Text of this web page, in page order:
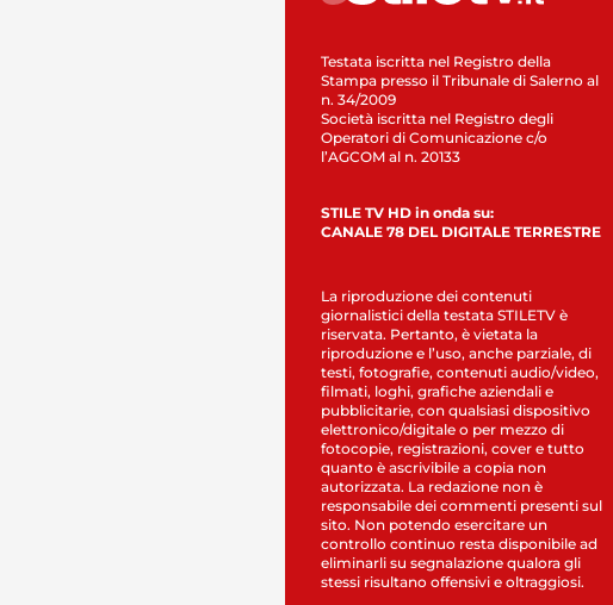
Testata iscritta nel Registro della
Stampa presso il Tribunale di Salerno al
n. 34/2009
Società iscritta nel Registro degli
Operatori di Comunicazione c/o
l’AGCOM al n. 20133
STILE TV HD in onda su:
CANALE 78 DEL DIGITALE TERRESTRE
La riproduzione dei contenuti
giornalistici della testata STILETV è
riservata. Pertanto, è vietata la
riproduzione e l’uso, anche parziale, di
testi, fotografie, contenuti audio/video,
filmati, loghi, grafiche aziendali e
pubblicitarie, con qualsiasi dispositivo
elettronico/digitale o per mezzo di
fotocopie, registrazioni, cover e tutto
quanto è ascrivibile a copia non
autorizzata. La redazione non è
responsabile dei commenti presenti sul
sito. Non potendo esercitare un
controllo continuo resta disponibile ad
eliminarli su segnalazione qualora gli
stessi risultano offensivi e oltraggiosi.